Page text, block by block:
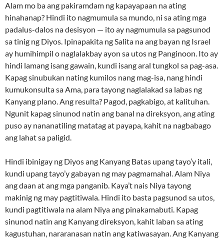
Alam mo ba ang pakiramdam ng kapayapaan na ating
hinahanap? Hindi ito nagmumula sa mundo, ni sa ating mga
padalus-dalos na desisyon — ito ay nagmumula sa pagsunod
sa tinig ng Diyos. Ipinapakita ng Salita na ang bayan ng Israel
ay humihimpil o naglalakbay ayon sa utos ng Panginoon. Ito ay
hindi lamang isang gawain, kundi isang aral tungkol sa pag-asa.
Kapag sinubukan nating kumilos nang mag-isa, nang hindi
kumukonsulta sa Ama, para tayong naglalakad sa labas ng
Kanyang plano. Ang resulta? Pagod, pagkabigo, at kalituhan.
Ngunit kapag sinunod natin ang banal na direksyon, ang ating
puso ay nananatiling matatag at payapa, kahit na nagbabago
ang lahat sa paligid.
Hindi ibinigay ng Diyos ang Kanyang Batas upang tayo’y itali,
kundi upang tayo’y gabayan ng may pagmamahal. Alam Niya
ang daan at ang mga panganib. Kaya’t nais Niya tayong
makinig ng may pagtitiwala. Hindi ito basta pagsunod sa utos,
kundi pagtitiwala na alam Niya ang pinakamabuti. Kapag
sinunod natin ang Kanyang direksyon, kahit laban sa ating
kagustuhan, nararanasan natin ang katiwasayan. Ang Kanyang